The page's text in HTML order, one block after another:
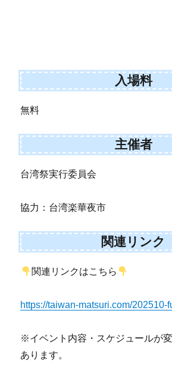
入場料
無料
主催者
台湾祭実行委員会
協力：台湾楽華夜市
関連リンク
関連リンクはこちら
https://taiwan-matsuri.com/202510-
※イベント内容・スケジュールが
あります。